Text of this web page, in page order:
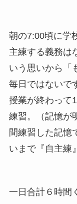
朝の7:00頃に学
主練する義務は
いう思いから「
毎日ではないで
授業が終わって
練習。（記憶が
間練習した記憶
いまで『自主練
一日合計６時間